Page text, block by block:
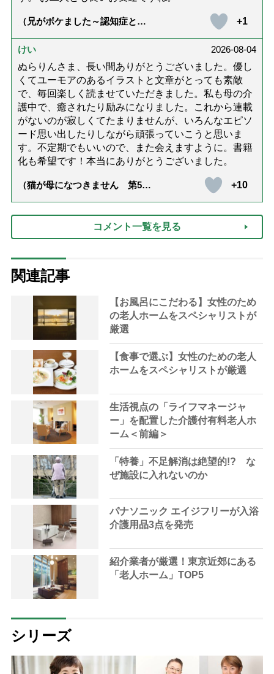
（兄がボケました～認知症と介
達』が届きました」）
+1
けい
2026-08-04
ぬらりんさま、長い間ありがとうございました。優し
くてユーモアのあるイラストと文章がとっても素敵
で、毎回楽しく読ませていただきました。私も母の介
護中で、癒されたり励みになりました。これから連載
がないのが寂しくてたまりませんが、いろんなエピソ
ード思い出したりしながら頑張っていこうと思いま
す。不定期でもいいので、また会えますように。書籍
化も希望です！本当にありがとうございました。
（猫が母になつきません 第500
+10
コメント一覧を見る
関連記事
【お風呂にこだわる】女性のため
の老人ホームをスペシャリストが
厳選
【食事で選ぶ】女性のための老人
ホームをスペシャリストが厳選
生活視点の「ライフマネージャ
ー」を配置した介護付有料老人ホ
ーム＜前編＞
「特養」不足解消は絶望的!? な
ぜ施設に入れないのか
パナソニック エイジフリーが入浴
介護用品3点を発売
紹介業者が厳選！東京近郊にある
「老人ホーム」TOP5
シリーズ